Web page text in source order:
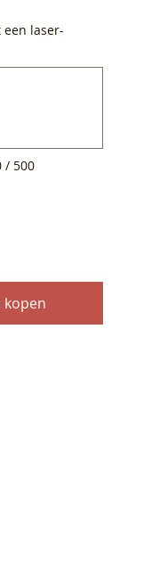
laser-
/ 500
kopen